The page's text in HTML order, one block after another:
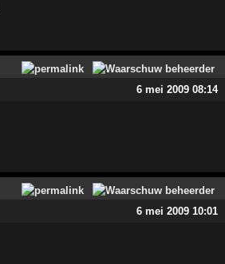
6 mei 2009 08:14
6 mei 2009 10:01